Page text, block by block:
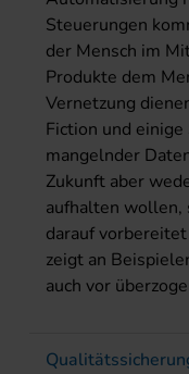
Steuerungen
der Mensch im
Produkte dem
Vernetzung
Fiction und
mangelnder
Zukunft aber
aufhalten wollen,
darauf
zeigt an
auch vor